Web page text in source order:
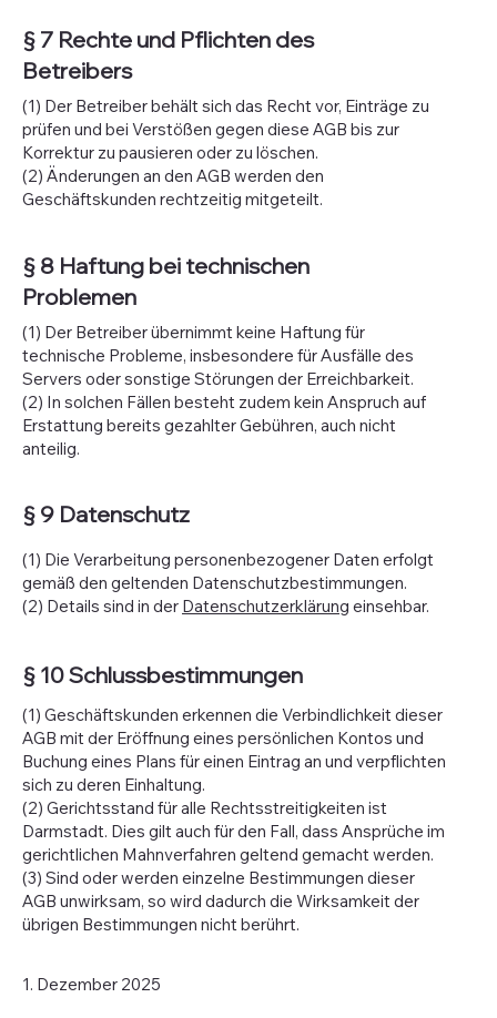
§ 7 Rechte und Pflichten des
Betreibers
(1) Der Betreiber behält sich das Recht vor, Einträge zu
prüfen und bei Verstößen gegen diese AGB bis zur
Korrektur zu pausieren oder zu löschen.
(2) Änderungen an den AGB werden den
Geschäftskunden rechtzeitig mitgeteilt.
§ 8 Haftung bei technischen
Problemen
(1) Der Betreiber übernimmt keine Haftung für
technische Probleme, insbesondere für Ausfälle des
Servers oder sonstige Störungen der Erreichbarkeit.
(2) In solchen Fällen besteht zudem kein Anspruch auf
Erstattung bereits gezahlter Gebühren, auch nicht
anteilig.
§ 9 Datenschutz
(1) Die Verarbeitung personenbezogener Daten erfolgt
gemäß den geltenden Datenschutzbestimmungen.
(2) Details sind in der Datenschutzerklärung einsehbar.
§ 10 Schlussbestimmungen
(1) Geschäftskunden erkennen die Verbindlichkeit dieser
AGB mit der Eröffnung eines persönlichen Kontos und
Buchung eines Plans für einen Eintrag an und verpflichten
sich zu deren Einhaltung.
(2) Gerichtsstand für alle Rechtsstreitigkeiten ist
Darmstadt. Dies gilt auch für den Fall, dass Ansprüche im
gerichtlichen Mahnverfahren geltend gemacht werden.
(3) Sind oder werden einzelne Bestimmungen dieser
AGB unwirksam, so wird dadurch die Wirksamkeit der
übrigen Bestimmungen nicht berührt.
1. Dezember 2025